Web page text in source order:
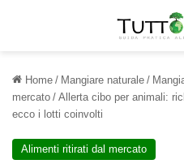
Home / Mangiare naturale /
mercato / Allerta cibo per animali:
ecco i lotti coinvolti
Alimenti ritirati dal mercato